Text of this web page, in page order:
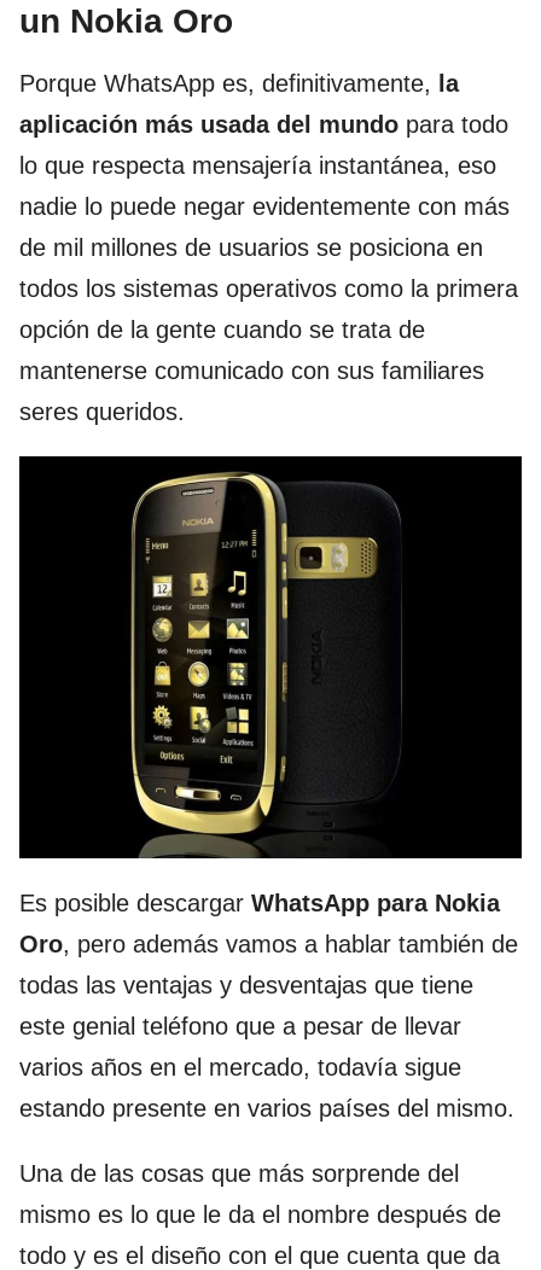
un Nokia Oro
Porque WhatsApp es, definitivamente, la
aplicación más usada del mundo para todo
lo que respecta mensajería instantánea, eso
nadie lo puede negar evidentemente con más
de mil millones de usuarios se posiciona en
todos los sistemas operativos como la primera
opción de la gente cuando se trata de
mantenerse comunicado con sus familiares
seres queridos.
Es posible descargar WhatsApp para Nokia
Oro, pero además vamos a hablar también de
todas las ventajas y desventajas que tiene
este genial teléfono que a pesar de llevar
varios años en el mercado, todavía sigue
estando presente en varios países del mismo.
Una de las cosas que más sorprende del
mismo es lo que le da el nombre después de
todo y es el diseño con el que cuenta que da